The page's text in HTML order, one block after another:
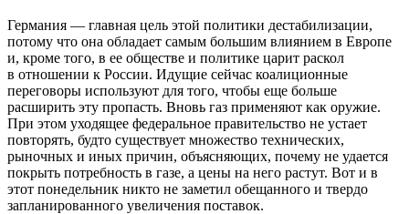
Германия — главная цель этой политики дестабилизации,
потому что она обладает самым большим влиянием в Европе
и, кроме того, в ее обществе и политике царит раскол
в отношении к России. Идущие сейчас коалиционные
переговоры используют для того, чтобы еще больше
расширить эту пропасть. Вновь газ применяют как оружие.
При этом уходящее федеральное правительство не устает
повторять, будто существует множество технических,
рыночных и иных причин, объясняющих, почему не удается
покрыть потребность в газе, а цены на него растут. Вот и в
этот понедельник никто не заметил обещанного и твердо
запланированного увеличения поставок.